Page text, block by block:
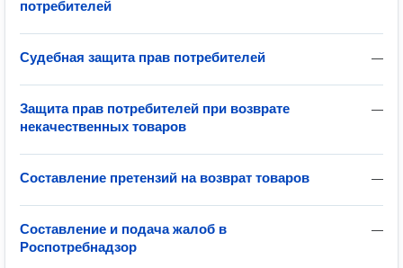
потребителей
—
Судебная защита прав потребителей
—
Защита прав потребителей при возврате
некачественных товаров
—
Составление претензий на возврат товаров
—
Составление и подача жалоб в
Роспотребнадзор